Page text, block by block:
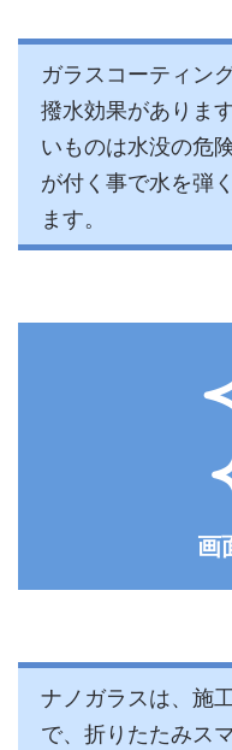
ガラスコーティン
撥水効果がありま
いものは水没の危
が付く事で水を弾
ます。
画
ナノガラスは、施
で、折りたたみス